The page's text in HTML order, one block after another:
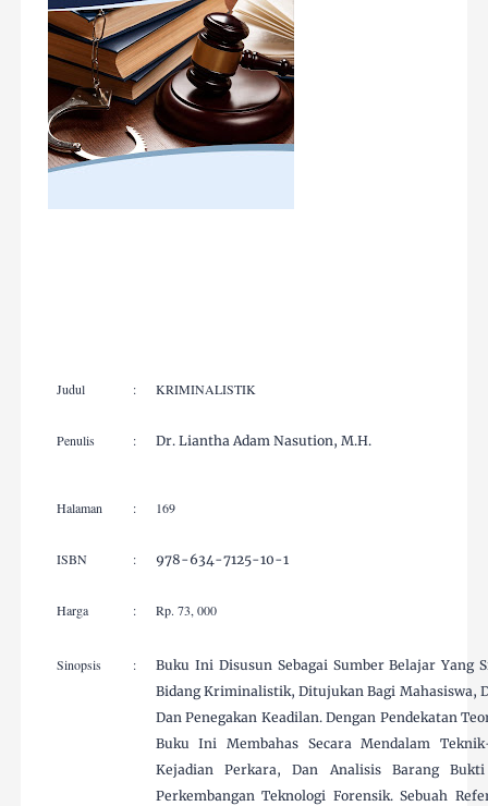
Judul : KRIMINALISTIK
Penulis : Dr. Liantha Adam Nasution, M.H.
Halaman : 169
ISBN : 978-634-7125-10-1
Harga : Rp. 73, 000
Sinopsis :
Buku Ini Disusun Sebagai Sumber Belajar Yang
Bidang Kriminalistik, Ditujukan Bagi Mahasiswa,
Dan Penegakan Keadilan. Dengan Pendekatan
Buku Ini Membahas Secara Mendalam
Kejadian Perkara, Dan Analisis Barang
Perkembangan Teknologi Forensik. Sebuah